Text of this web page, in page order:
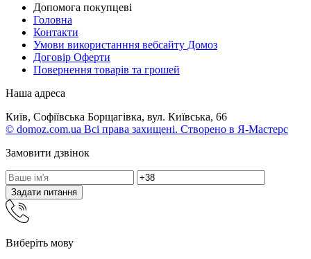
Допомога покупцеві
Головна
Контакти
Умови використанння вебсайту Домоз
Договір Оферти
Повернення товарів та грошей
Наша адреса
Київ, Софіївська Борщагівка, вул. Київська, 66
© domoz.com.ua Всі права захищені. Створено в Я-Мастерс
Замовити дзвінок
Задати питання
Виберіть мову